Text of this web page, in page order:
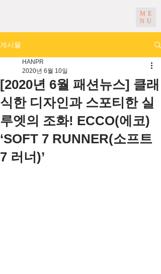
ME
NU
게시물
[2020년 6월 패션뉴스] 클래
식한 디자인과 스포티한 실
루엣의 조화! ECCO(에코)
‘SOFT 7 RUNNER(소프트
7 러너)’
HANPR
2020년 6월 10일